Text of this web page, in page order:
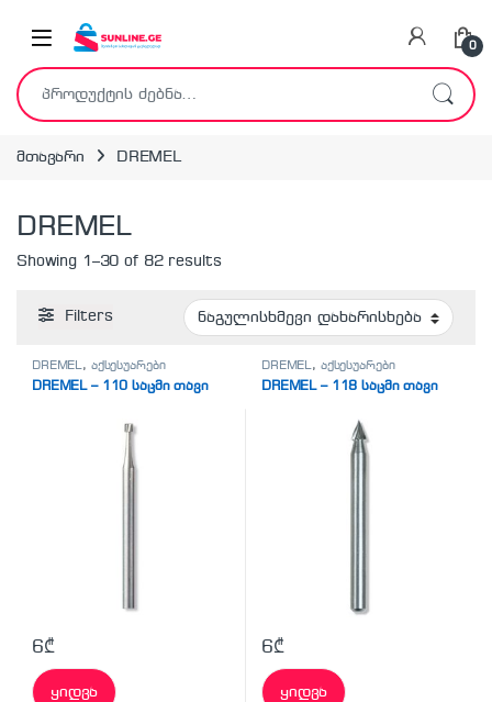
0
ძებნა:
მთავარი DREMEL
DREMEL
Showing 1–30 of 82 results
Filters
DREMEL, აქსესუარები
DREMEL – 110 საცმი თავი
6₾
ყიდვა
DREMEL, აქსესუარები
DREMEL – 118 საცმი თავი
6₾
ყიდვა